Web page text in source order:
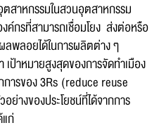
ตสาหกรรมในสวนอุตสาหกรรม
ค์กรที่สามารถเชื่อมโยง ส่งต่อหรือ
พลอยได้ในการผลิตต่าง ๆ
เป้าหมายสูงสุดของการจัดทำเมือง
ารของ 3Rs (reduce reuse
ย่างของประโยชน์ที่ได้จากการ
ก่